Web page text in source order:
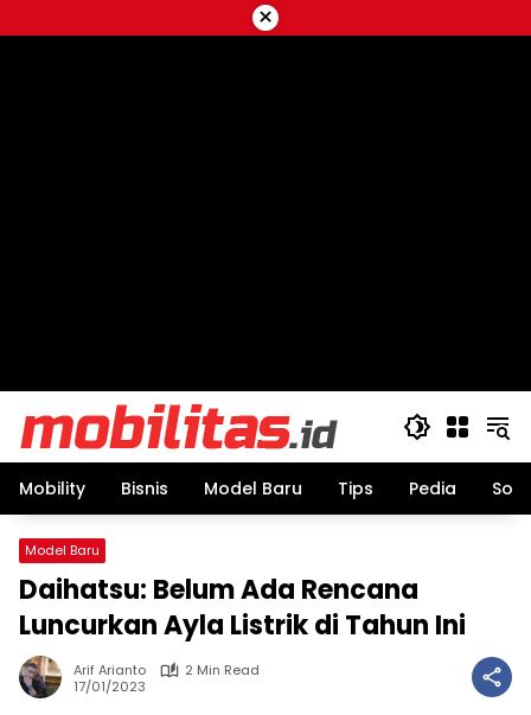
to
×
Mobility Bisnis Model Baru Tips Pedia
Model Baru
Daihatsu: Belum Ada Rencana
Luncurkan Ayla Listrik di Tahun Ini
Arif Arianto
2 Min Read
17/01/2023